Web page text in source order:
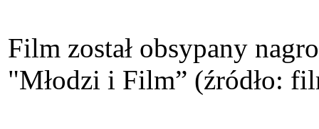
Film został obsypany
"Młodzi i Film” (źródło: